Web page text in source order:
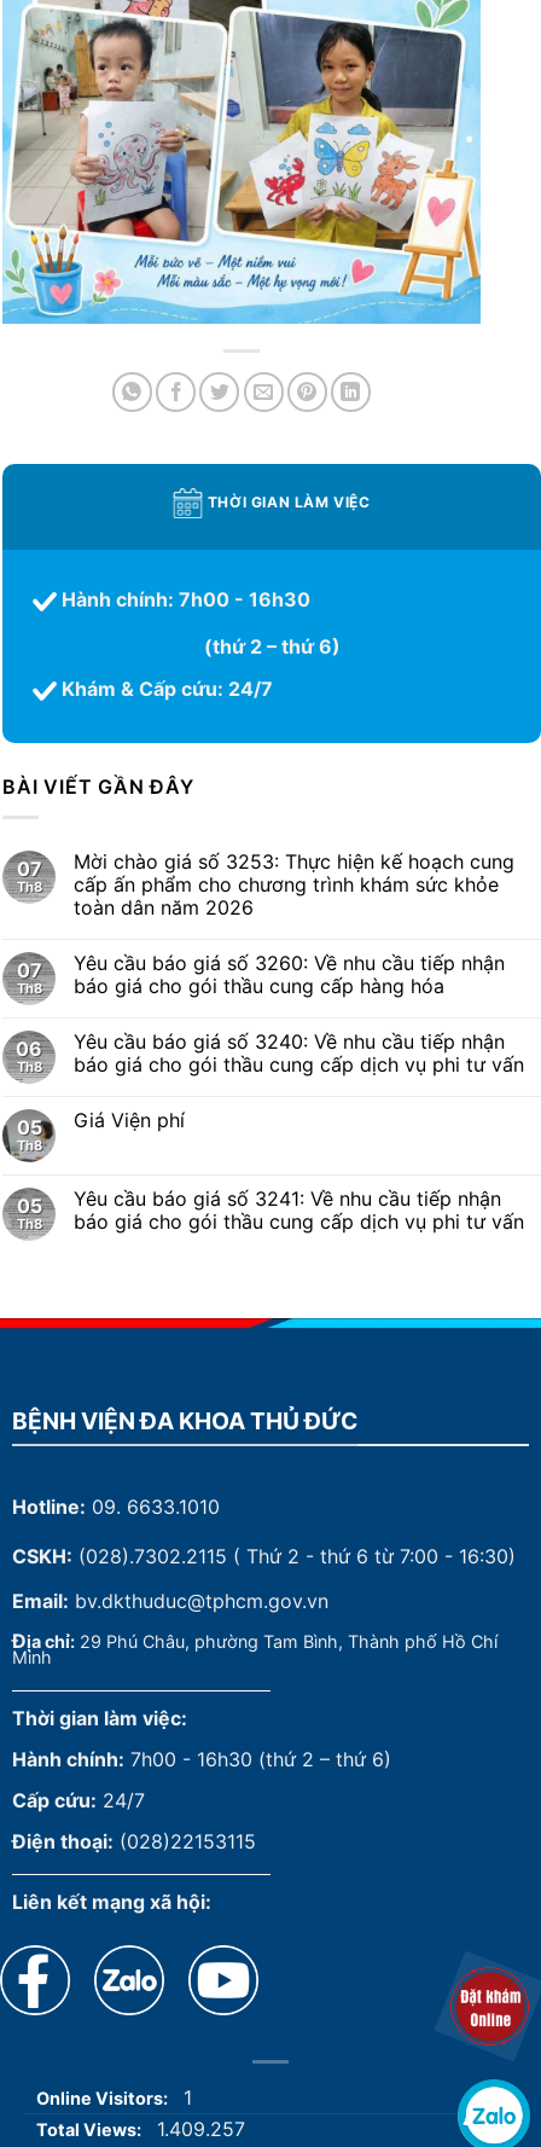
THỜI GIAN LÀM VIỆC
Hành chính: 7h00 - 16h30
(thứ 2 – thứ 6)
Khám & Cấp cứu: 24/7
BÀI VIẾT GẦN ĐÂY
07
Th8
Mời chào giá số 3253: Thực hiện kế hoạch cung
cấp ấn phẩm cho chương trình khám sức khỏe
toàn dân năm 2026
07
Th8
Yêu cầu báo giá số 3260: Về nhu cầu tiếp nhận
báo giá cho gói thầu cung cấp hàng hóa
06
Th8
Yêu cầu báo giá số 3240: Về nhu cầu tiếp nhận
báo giá cho gói thầu cung cấp dịch vụ phi tư vấn
05
Th8
Giá Viện phí
05
Th8
Yêu cầu báo giá số 3241: Về nhu cầu tiếp nhận
báo giá cho gói thầu cung cấp dịch vụ phi tư vấn
BỆNH VIỆN ĐA KHOA THỦ ĐỨC
Hotline: 09. 6633.1010
CSKH: (028).7302.2115 ( Thứ 2 - thứ 6 từ 7:00 - 16:30)
Email: bv.dkthuduc@tphcm.gov.vn
Địa chỉ: 29 Phú Châu, phường Tam Bình, Thành phố Hồ Chí
Minh
Thời gian làm việc:
Hành chính: 7h00 - 16h30 (thứ 2 – thứ 6)
Cấp cứu: 24/7
Điện thoại: (028)22153115
Liên kết mạng xã hội:
Online Visitors: 1
Total Views: 1.409.257